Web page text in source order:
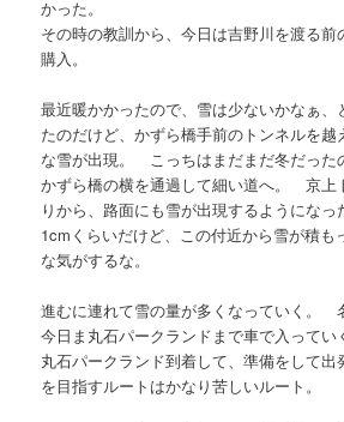
かった。
その時の教訓から、今日は吉野川を渡る前
購入。
最近暖かかったので、雪は少ないかなぁ
たのだけど、かずら橋手前のトンネルを
な雪が出現。 こっちはまだまだ冬だった
かずら橋の横を通過して細い道へ。 京上
りから、路面にも雪が出現するようにな
1cmくらいだけど、この付近から雪が積も
な気がするな。
進むに連れて雪の量が多くなっていく。
今日ま丸石パークランドまで車で入ってい
丸石パークランド到着して、準備をして
を目指すルートはかなり苦しいルート。